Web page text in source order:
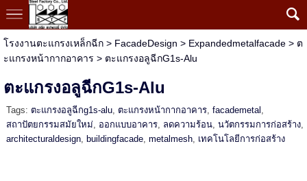
โรงงานตะแกรงเหล็กฉีก> FacadeDesign > Expandedmetalfacade> ต
ะแกรงหน้ากากอาคาร > ตะแกรงอลูฉีกG1s-Alu
ตะแกรงอลูฉีกG1s-Alu
Tags: ตะแกรงอลูฉีกg1s-alu, ตะแกรงหน้ากากอาคาร, facademetal ,
สถาปัตยกรรมสมัยใหม่, ออกแบบอาคาร, ลดความร้อน, นวัตกรรมการก่อสร้าง,
architecturaldesign, buildingfacade, metalmesh, เทคโนโลยีการก่อสร้าง